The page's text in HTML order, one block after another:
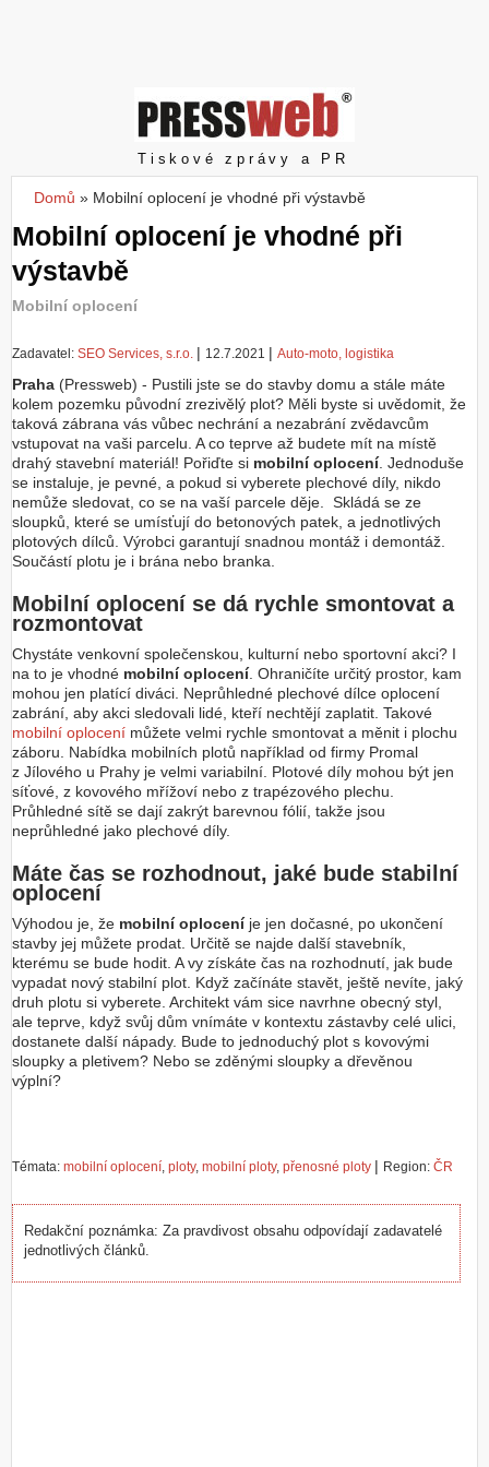
č
t
Pressweb
Tiskové zprávy a PR
Jste zde
Domů » Mobilní oplocení je vhodné při výstavbě
Mobilní oplocení je vhodné při
výstavbě
Mobilní oplocení
Zadavatel: SEO Services, s.r.o. | 12.7.2021 | Auto-moto, logistika
Praha (Pressweb) - Pustili jste se do stavby domu a stále máte
kolem pozemku původní zrezivělý plot? Měli byste si uvědomit, že
taková zábrana vás vůbec nechrání a nezabrání zvědavcům
vstupovat na vaši parcelu. A co teprve až budete mít na místě
drahý stavební materiál! Pořiďte si mobilní oplocení. Jednoduše
se instaluje, je pevné, a pokud si vyberete plechové díly, nikdo
nemůže sledovat, co se na vaší parcele děje. Skládá se ze
sloupků, které se umísťují do betonových patek, a jednotlivých
plotových dílců. Výrobci garantují snadnou montáž i demontáž.
Součástí plotu je i brána nebo branka.
Mobilní oplocení se dá rychle smontovat a
rozmontovat
Chystáte venkovní společenskou, kulturní nebo sportovní akci? I
na to je vhodné mobilní oplocení. Ohraničíte určitý prostor, kam
mohou jen platící diváci. Neprůhledné plechové dílce oplocení
zabrání, aby akci sledovali lidé, kteří nechtějí zaplatit. Takové
mobilní oplocení můžete velmi rychle smontovat a měnit i plochu
záboru. Nabídka mobilních plotů například od firmy Promal
z Jílového u Prahy je velmi variabilní. Plotové díly mohou být jen
síťové, z kovového mřížoví nebo z trapézového plechu.
Průhledné sítě se dají zakrýt barevnou fólií, takže jsou
neprůhledné jako plechové díly.
Máte čas se rozhodnout, jaké bude stabilní
oplocení
Výhodou je, že mobilní oploceníje jen dočasné, po ukončení
stavby jej můžete prodat. Určitě se najde další stavebník,
kterému se bude hodit. A vy získáte čas na rozhodnutí, jak bude
vypadat nový stabilní plot. Když začínáte stavět, ještě nevíte, jaký
druh plotu si vyberete. Architekt vám sice navrhne obecný styl,
ale teprve, když svůj dům vnímáte v kontextu zástavby celé ulici,
dostanete další nápady. Bude to jednoduchý plot s kovovými
sloupky a pletivem? Nebo se zděnými sloupky a dřevěnou
výplní?
Témata: mobilní oplocení, ploty, mobilní ploty, přenosné ploty | Region: ČR
Redakční poznámka: Za pravdivost obsahu odpovídají zadavatelé
jednotlivých článků.